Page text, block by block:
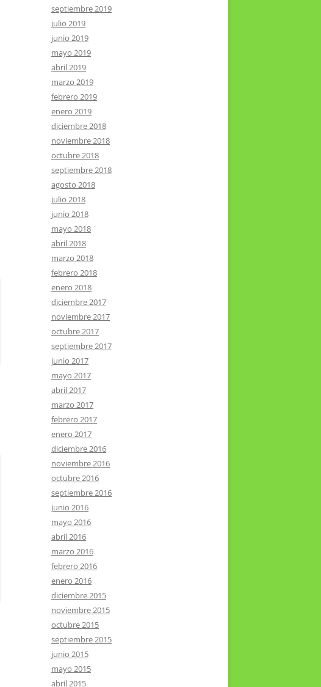
septiembre 2019
julio 2019
junio 2019
mayo 2019
abril 2019
marzo 2019
febrero 2019
enero 2019
diciembre 2018
noviembre 2018
octubre 2018
septiembre 2018
agosto 2018
julio 2018
junio 2018
mayo 2018
abril 2018
marzo 2018
febrero 2018
enero 2018
diciembre 2017
noviembre 2017
octubre 2017
septiembre 2017
junio 2017
mayo 2017
abril 2017
marzo 2017
febrero 2017
enero 2017
diciembre 2016
noviembre 2016
octubre 2016
septiembre 2016
junio 2016
mayo 2016
abril 2016
marzo 2016
febrero 2016
enero 2016
diciembre 2015
noviembre 2015
octubre 2015
septiembre 2015
junio 2015
mayo 2015
abril 2015